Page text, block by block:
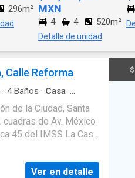
296m² MXN
4 4 520m²
Detalle de unidad
Calle Reforma
· 4Baños · Casa ·
·Terraza·
de la Ciudad, Santa
cuadras de Av. México
IMSS La Casa
renta etc.. distribuida
Ver en detalle